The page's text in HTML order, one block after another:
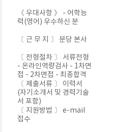
《 우대사항 》 - 어학능
력(영어) 우수하신 분
〔 근 무 지 〕 분당 본사
〔 전형절차 〕 서류전형
- 온라인역량검사 - 1차면
접 - 2차면접 - 최종합격
〔 제출서류 〕 이력서
(자기소개서 및 경력기술
서 포함)
〔 지원방법 〕 e-mail
접수